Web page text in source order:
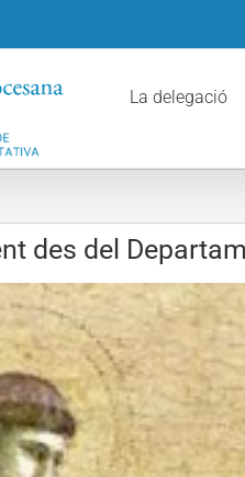
La delegació
des del